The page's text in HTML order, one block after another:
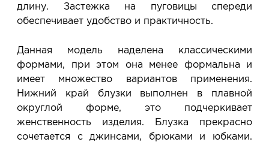
длину. Застежка на пуговицы спереди
обеспечивает удобство и практичность.
Данная модель наделена классическими
формами, при этом она менее формальна и
имеет множество вариантов применения.
Нижний край блузки выполнен в плавной
округлой форме, это подчеркивает
женственность изделия. Блузка прекрасно
сочетается с джинсами, брюками и юбками.